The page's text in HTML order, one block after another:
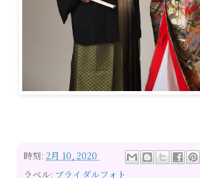
時刻: 2月 10, 2020
ラベル: ブライダルフォト